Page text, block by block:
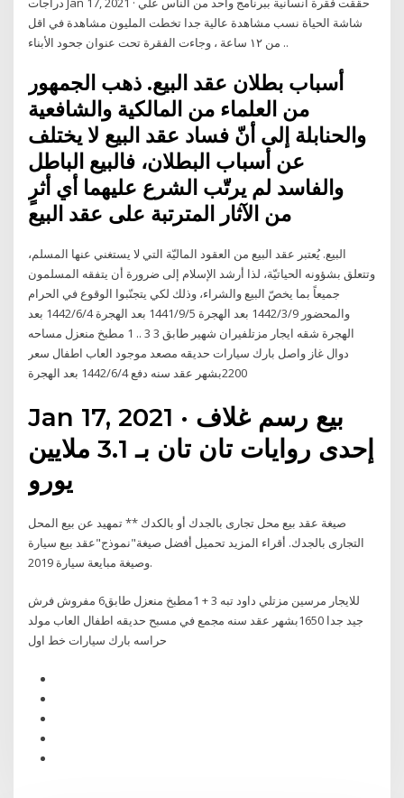
شاشة الحياة نسب مشاهدة عالية جدا تخطت المليون مشاهدة في اقل
من ١٢ ساعة ، وجاءت الفقرة تحت عنوان جحود الأبناء ..
أسباب بطلان عقد البيع. ذهب الجمهور
من العلماء من المالكية والشافعية
والحنابلة إلى أنّ فساد عقد البيع لا يختلف
عن أسباب البطلان، فالبيع الباطل
والفاسد لم يرتّب الشرع عليهما أي أثرٍ
من الآثار المترتبة على عقد البيع
البيع. يُعتبر عقد البيع من العقود الماليّة التي لا يستغني عنها المسلم،
وتتعلق بشؤونه الحياتيّة، لذا أرشد الإسلام إلى ضرورة أن يتفقه المسلمون
جميعاً بما يخصّ البيع والشراء، وذلك لكي يتجنّبوا الوقوع في الحرام
والمحضور 9‏‏/3‏‏/1442 بعد الهجرة 5‏‏/9‏‏/1441 بعد الهجرة 4‏‏/6‏‏/1442 بعد
الهجرة شقه ايجار مزتلفيران شهير طابق 3 3 .. 1 مطبخ منعزل مساحه
دوال غاز واصل بارك سيارات حديقه مصعد موجود العاب اطفال سعر
2200بشهر عقد سنه دفع 4‏‏/6‏‏/1442 بعد الهجرة
Jan 17, 2021 · بيع رسم غلاف
إحدى روايات تان تان بـ 3.1 ملايين
يورو
صيغة عقد بيع محل تجارى بالجدك أو بالكدك ** تمهيد عن بيع المحل
التجارى بالجدك. أقراء المزيد تحميل أفضل صيغة"نموذج"عقد بيع سيارة
وصيغة مبايعة سيارة 2019.
للايجار مرسين مزتلي داود تبه 3 + 1مطبخ منعزل طابق6 مفروش فرش
جيد جدا 1650بشهر عقد سنه مجمع في مسبح حديقه اطفال العاب مولد
حراسه بارك سيارات خط اول